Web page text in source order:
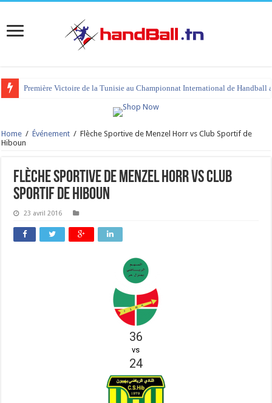
Première Victoire de la Tunisie au Championnat International de Handball
Home / Événement / Flèche Sportive de Menzel Horr vs Club Sportif de
Hiboun
Flèche Sportive de Menzel Horr vs Club
Sportif de Hiboun
23 avril 2016
36
vs
24